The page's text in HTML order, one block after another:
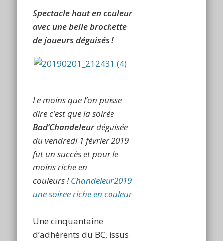
Spectacle haut en couleur
avec une belle brochette
de joueurs déguisés !
Le moins que l’on puisse
dire c’est que la soirée
Bad’Chandeleurdéguisée
du vendredi 1 février 2019
fut un succès et pour le
moins riche en
couleurs !Chandeleur2019
une soiree riche en couleur
Une cinquantaine
d’adhérents du BC, issus